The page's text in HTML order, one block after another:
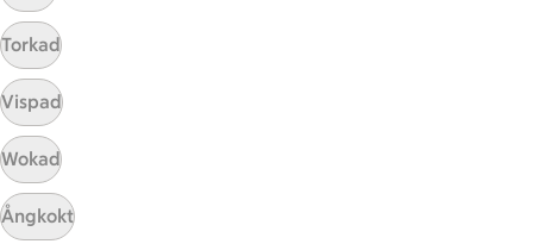
Hållbarhet
ICA Stiftelsen
En god morgondag
Kundservice
Reklamera
Återkallelser
Torkad
Vispad
Wokad
Ångkokt